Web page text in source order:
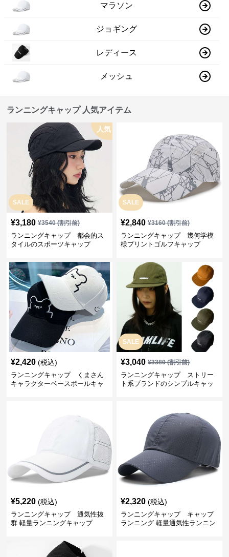
マラソン
ジョギング
レディース
メッシュ
ランニングキャップ 人気アイテム
SALE
人気
¥3,180 ¥3540(割引前)
ランニングキャップ 都会的ス
タイルのスポーツキャップ
SALE
¥2,840 ¥3160(割引前)
ランニングキャップ 幾何学模
様プリントゴルフキャップ
¥2,420 (税込)
ランニングキャップ くまさん
キャラクターベースボールキャ
SALE
¥3,040 ¥3380(割引前)
ランニングキャップ ストリー
ト系ブランドのシンプルキャッ
¥5,220 (税込)
ランニングキャップ 通気性抜
群 軽量ランニングキャップ
¥2,320 (税込)
ランニングキャップ キャップ
ランニング 軽量通気性ランニン